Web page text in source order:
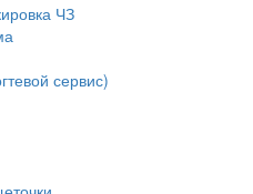
ЧЗ
сервис)